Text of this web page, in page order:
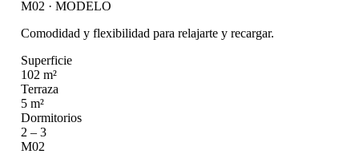
M02 · MODELO
Comodidad y flexibilidad para relajarte y recargar.
Superficie
102 m²
Terraza
5 m²
Dormitorios
2 – 3
M02